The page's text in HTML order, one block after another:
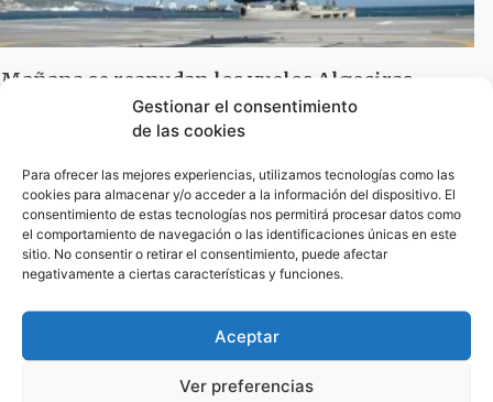
Gestionar el consentimiento
de las cookies
Para ofrecer las mejores experiencias, utilizamos tecnologías como las
cookies para almacenar y/o acceder a la información del dispositivo. El
consentimiento de estas tecnologías nos permitirá procesar datos como
el comportamiento de navegación o las identificaciones únicas en este
sitio. No consentir o retirar el consentimiento, puede afectar
negativamente a ciertas características y funciones.
Aceptar
Ver preferencias
Mañana se reanudan los vuelos Algeciras-
Ceuta después de diez meses
1 2 3 4 5
· Noticias de Hoy